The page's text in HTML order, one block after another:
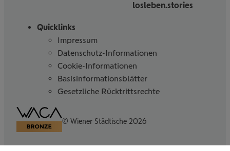
losleben.stories
Quicklinks
Impressum
Datenschutz-Informationen
Cookie-Informationen
Basisinformationsblätter
Gesetzliche Rücktrittsrechte
Barrierefreiheitserklärung
© Wiener Städtische 2026